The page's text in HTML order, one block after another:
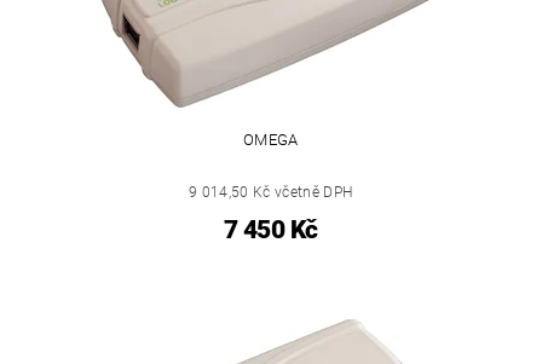
OMEGA
9 014,50 Kč včetně DPH
7 450 Kč